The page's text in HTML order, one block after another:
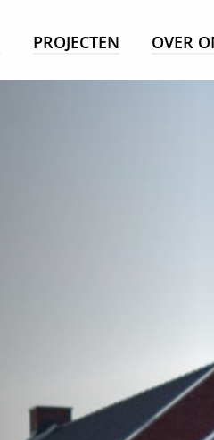
PROJECTEN OVER